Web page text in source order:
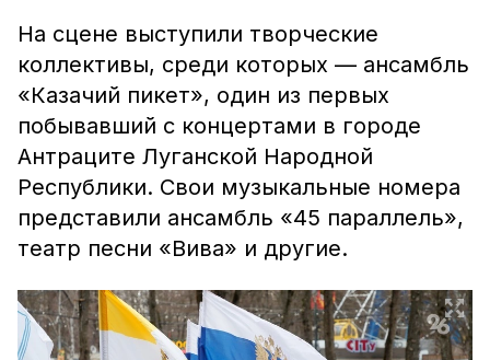
На сцене выступили творческие
коллективы, среди которых — ансамбль
«Казачий пикет», один из первых
побывавший с концертами в городе
Антраците Луганской Народной
Республики. Свои музыкальные номера
представили ансамбль «45 параллель»,
театр песни «Вива» и другие.